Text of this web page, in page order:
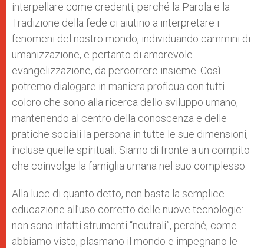
interpellare come credenti, perché la Parola e la
Tradizione della fede ci aiutino a interpretare i
fenomeni del nostro mondo, individuando cammini di
umanizzazione, e pertanto di amorevole
evangelizzazione, da percorrere insieme. Così
potremo dialogare in maniera proficua con tutti
coloro che sono alla ricerca dello sviluppo umano,
mantenendo al centro della conoscenza e delle
pratiche sociali la persona in tutte le sue dimensioni,
incluse quelle spirituali. Siamo di fronte a un compito
che coinvolge la famiglia umana nel suo complesso.
Alla luce di quanto detto, non basta la semplice
educazione all’uso corretto delle nuove tecnologie:
non sono infatti strumenti “neutrali”, perché, come
abbiamo visto, plasmano il mondo e impegnano le